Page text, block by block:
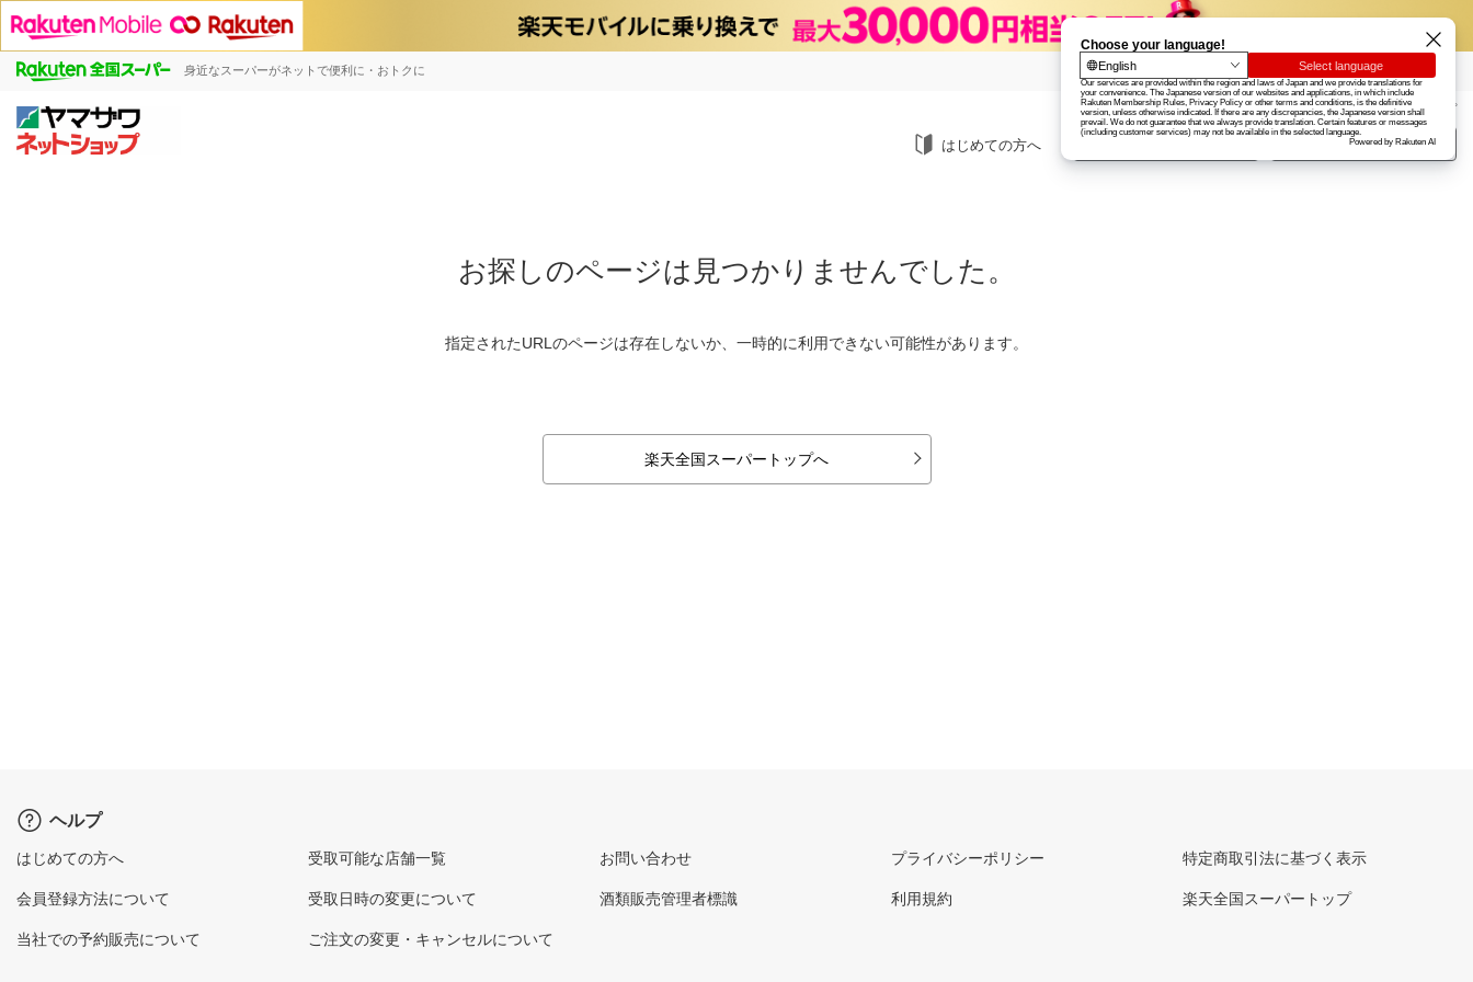
身近なスーパーがネットで便利に・おトクに 楽天グループ カード
お知らせ ヘルプ
はじめての方へ ログイン
お探しのページは見つかりませんでした。
指定されたURLのページは存在しないか、一時的に利用できない可能性があります。
楽天全国スーパートップへ
ヘルプ
はじめての方へ
会員登録方法について
当社での予約販売について
受取可能な店舗一覧
受取日時の変更について
ご注文の変更・キャンセルについて
お問い合わせ
酒類販売管理者標識
プライバシーポリシー
利用規約
特定商取引法に基づく表示
楽天全国スーパートップ